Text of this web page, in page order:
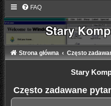
FAQ
Strona główna Często
Stary
Często zadawane